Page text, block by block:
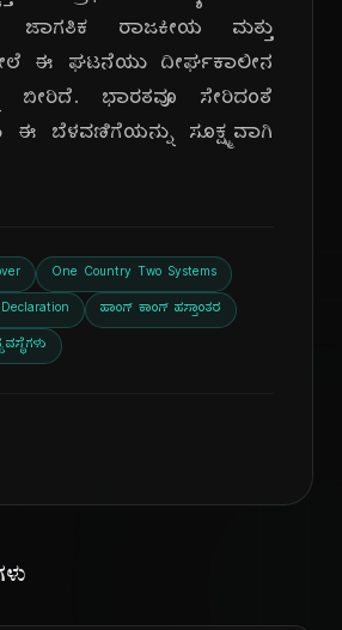
ಜಾಗತಿಕ ರಾಜಕೀಯ ಮತ್ತು
ಈ ಘಟನೆಯು ದೀರ್ಘಕಾಲೀನ
ಬೀರಿದೆ. ಭಾರತವೂ ಸೇರಿದಂತೆ
ಈ ಬೆಳವಣಿಗೆಯನ್ನು ಸೂಕ್ಷ್ಮವಾಗಿ
One Country Two Systems
ಹಾಂಗ್ ಕಾಂಗ್ ಹಸ್ತಾಂತರ